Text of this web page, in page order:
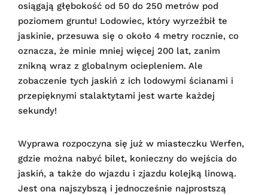
osiągają głębokość od 50 do 250 metrów pod
poziomem gruntu! Lodowiec, który wyrzeźbił te
jaskinie, przesuwa się o około 4 metry rocznie, co
oznacza, że minie mniej więcej 200 lat, zanim
znikną wraz z globalnym ociepleniem. Ale
zobaczenie tych jaskiń z ich lodowymi ścianami i
przepięknymi stalaktytami jest warte każdej
sekundy!
Wyprawa rozpoczyna się już w miasteczku Werfen,
gdzie można nabyć bilet, konieczny do wejścia do
jaskiń, a także do wjazdu i zjazdu kolejką linową.
Jest ona najszybszą i jednocześnie najprostszą